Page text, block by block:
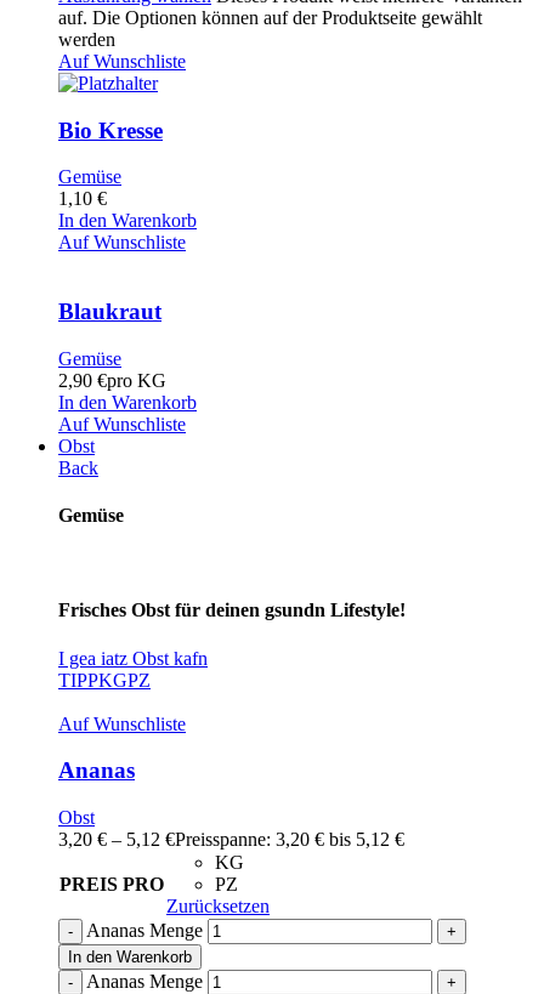
auf. Die Optionen können auf der Produktseite gewählt
werden
Auf Wunschliste
Bio Kresse
Gemüse
1,10 €
In den Warenkorb
Auf Wunschliste
Blaukraut
Gemüse
2,90 €pro KG
In den Warenkorb
Auf Wunschliste
Obst
Back
Gemüse
Frisches Obst für deinen gsundn Lifestyle!
I gea iatz Obst kafn
TIPPKGPZ
Auf Wunschliste
Ananas
Obst
3,20 € – 5,12 €Preisspanne: 3,20 € bis 5,12 €
PREIS PRO
KG
PZ
Zurücksetzen
Ananas Menge
In den Warenkorb
Ananas Menge